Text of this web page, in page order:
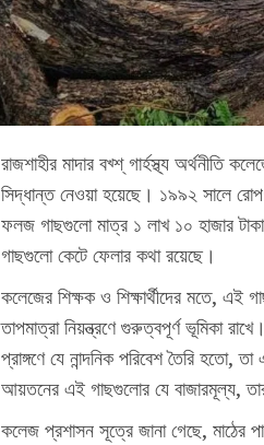
রাজশাহীর মাদার বখ্শ্ গার্হস্থ্য অর্থনীতি
সিদ্ধান্ত নেওয়া হয়েছে। ১৯৯২ সালে
ফলজ গাছগুলো মাত্র ১ লাখ ১০ হাজার
গাছগুলো কেটে ফেলার কথা রয়েছে।
কলেজের শিক্ষক ও শিক্ষার্থীদের মতে, এই
তাপমাত্রা নিয়ন্ত্রণে গুরুত্বপূর্ণ ভূমিকা
প্রাঙ্গণে যে নান্দনিক পরিবেশ তৈরি
আয়তনের এই গাছগুলোর যে বাজারমূল্য,
কলেজ প্রশাসন সূত্রে জানা গেছে, মাঠের